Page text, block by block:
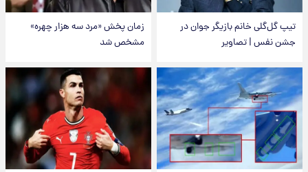
تیپ گل‌گلی خانم بازیگر جوان در
جشن نفس | تصاویر
زمان پخش «مرد سه هزار چهره»
مشخص شد